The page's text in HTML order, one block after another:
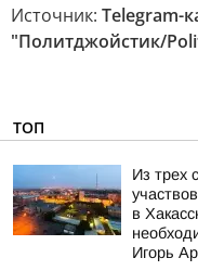
Источник: Telegram-
"Политджойстик/
ТОП
Из трех
в
Игорь